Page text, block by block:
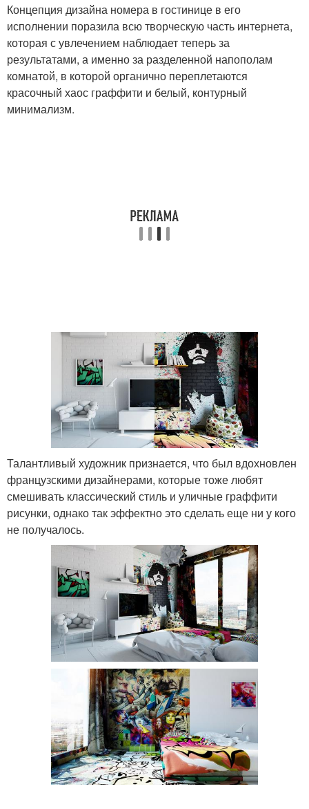
Концепция дизайна номера в гостинице в его
исполнении поразила всю творческую часть интернета,
которая с увлечением наблюдает теперь за
результатами, а именно за разделенной напополам
комнатой, в которой органично переплетаются
красочный хаос граффити и белый, контурный
минимализм.
Талантливый художник признается, что был вдохновлен
французскими дизайнерами, которые тоже любят
смешивать классический стиль и уличные граффити
рисунки, однако так эффектно это сделать еще ни у кого
не получалось.